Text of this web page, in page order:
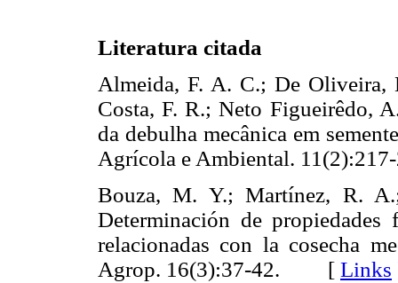
Literatura citada
Almeida, F. A. C.; De Oliveira,
Costa, F. R.; Neto Figueirêdo,
da debulha mecânica em
Agrícola e Ambiental.
Bouza, M. Y.; Martínez, R.
Determinación de
relacionadas con la cosecha
Agrop. 16(3):37-42. [ Links